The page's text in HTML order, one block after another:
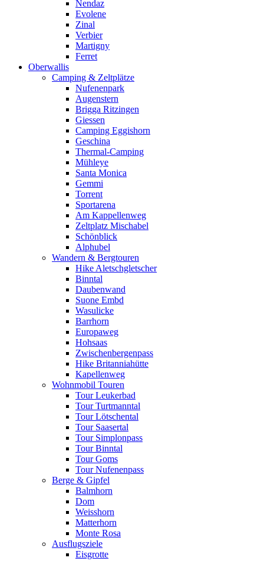
Nendaz
Evolene
Zinal
Verbier
Martigny
Ferret
Oberwallis
Camping & Zeltplätze
Nufenenpark
Augenstern
Brigga Ritzingen
Giessen
Camping Eggishorn
Geschina
Thermal-Camping
Mühleye
Santa Monica
Gemmi
Torrent
Sportarena
Am Kappellenweg
Zeltplatz Mischabel
Schönblick
Alphubel
Wandern & Bergtouren
Hike Aletschgletscher
Binntal
Daubenwand
Suone Embd
Wasulicke
Barrhorn
Europaweg
Hohsaas
Zwischenbergenpass
Hike Britanniahütte
Kapellenweg
Wohnmobil Touren
Tour Leukerbad
Tour Turtmanntal
Tour Lötschental
Tour Saasertal
Tour Simplonpass
Tour Binntal
Tour Goms
Tour Nufenenpass
Berge & Gipfel
Balmhorn
Dom
Weisshorn
Matterhorn
Monte Rosa
Ausflugsziele
Eisgrotte